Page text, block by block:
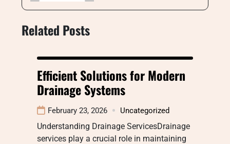
Related Posts
Efficient Solutions for Modern
Drainage Systems
February 23, 2026 Uncategorized
Understanding Drainage ServicesDrainage
services play a crucial role in maintaining